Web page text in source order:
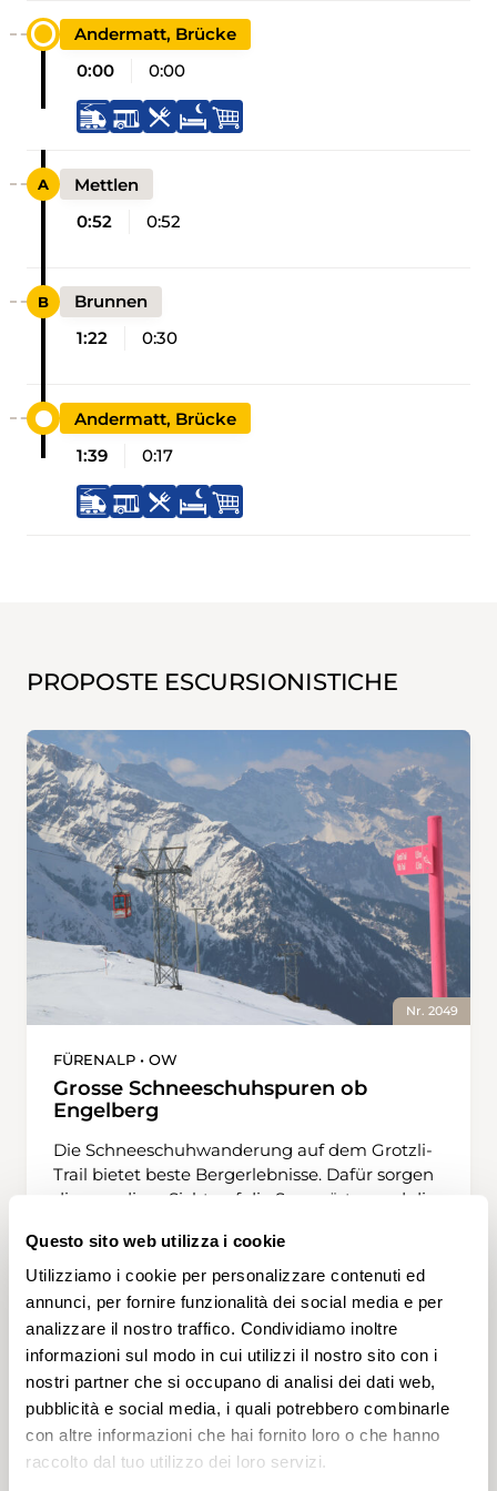
Questo sito web utilizza i cookie
Utilizziamo i cookie per personalizzare contenuti ed
annunci, per fornire funzionalità dei social media e per
analizzare il nostro traffico. Condividiamo inoltre
informazioni sul modo in cui utilizzi il nostro sito con i
nostri partner che si occupano di analisi dei dati web,
pubblicità e social media, i quali potrebbero combinarle
con altre informazioni che hai fornito loro o che hanno
raccolto dal tuo utilizzo dei loro servizi.
Andermatt, Brücke
0:00
0:00
Mettlen
0:52
0:52
Brunnen
1:22
0:30
Andermatt, Brücke
1:39
0:17
PROPOSTE ESCURSIONISTICHE
Nr. 2049
FÜRENALP • OW
Grosse Schneeschuhspuren ob
Engelberg
Die Schneeschuhwanderung auf dem Grotzli-
Trail bietet beste Bergerlebnisse. Dafür sorgen
die grandiose Sicht auf die Spannörter und die
Raum: ein angenehmer und sanfter
Schneeschuhtrail inmitten schroffer
hochalpiner Berge. Die Wanderung startet an
der Bergstation der Fürenalpbahn und steigt
in einigen Kehren hinunter zu den kleinen
nennt man in der Innerschweiz kleinwüchsige
Bäume an der Baumgrenze. Sie wachsen
langsam, sie bleiben klein, sind selten mehr als
vier oder fünf Meter hoch. Hier finden
1 h 40 min